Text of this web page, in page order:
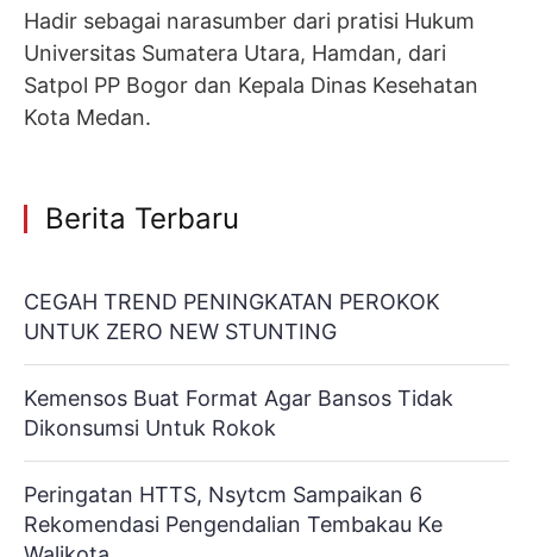
Hadir sebagai narasumber dari pratisi Hukum
Universitas Sumatera Utara, Hamdan, dari
Satpol PP Bogor dan Kepala Dinas Kesehatan
Kota Medan.
Berita Terbaru
CEGAH TREND PENINGKATAN PEROKOK
UNTUK ZERO NEW STUNTING
Kemensos Buat Format Agar Bansos Tidak
Dikonsumsi Untuk Rokok
Peringatan HTTS, Nsytcm Sampaikan 6
Rekomendasi Pengendalian Tembakau Ke